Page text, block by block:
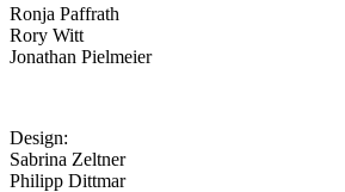
Ronja Paffrath
Rory Witt
Jonathan Pielmeier
Design:
Sabrina Zeltner
Philipp Dittmar